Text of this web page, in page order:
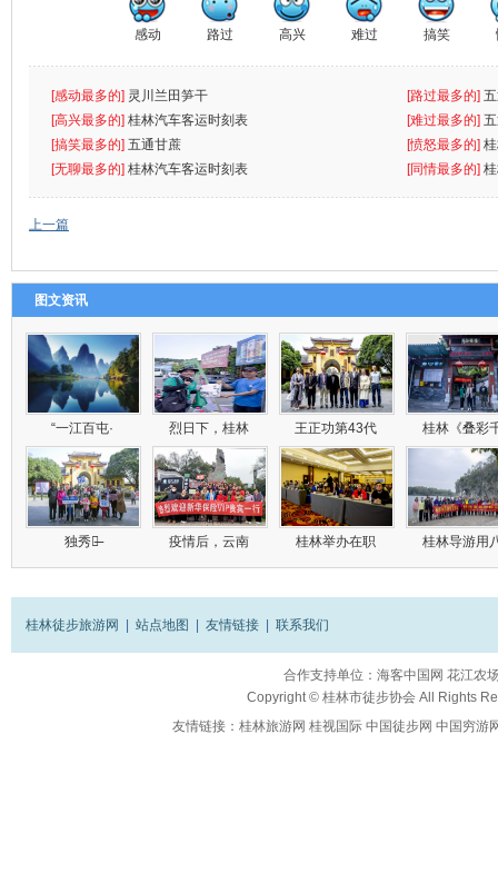
感动 路过 高兴 难过 搞笑
[感动最多的] 灵川兰田笋干 [路过最多的]
[高兴最多的] 桂林汽车客运时刻表 [难过最多的]
[搞笑最多的] 五通甘蔗 [愤怒最多的]
[无聊最多的] 桂林汽车客运时刻表 [同情最多的]
上一篇
图文资讯
“一江百屯· 烈日下，桂林 王正功第43代 桂林《叠彩
独秀峰̶ 疫情后，云南 桂林举办在职 桂林导游用
桂林徒步旅游网 站点地图 友情链接 联系我们
合作支持单位： 海客中国网 花江农
Copyright © 桂林市徒步协会All Rights
友情链接： 桂林旅游网 桂视国际 中国徒步网 中国穷游